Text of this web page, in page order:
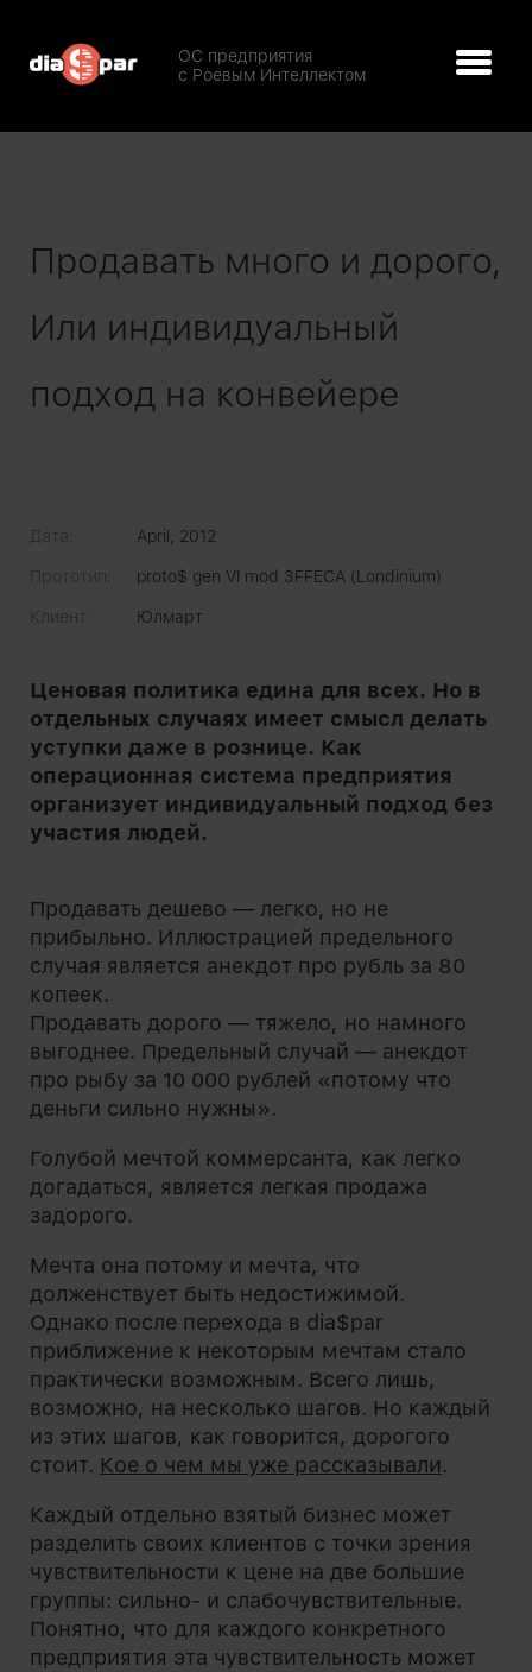
ОС предприятия
с Роевым Интеллектом
Продавать много и дорого,
Или индивидуальный
подход на конвейере
Дата: April, 2012
Прототип: proto$ gen VI mod 3FFECA (Londinium)
Клиент: Юлмарт
Ценовая политика едина для всех. Но в
отдельных случаях имеет смысл делать
уступки даже в рознице. Как
операционная система предприятия
организует индивидуальный подход без
участия людей.
Продавать дешево — легко, но не
прибыльно. Иллюстрацией предельного
случая является анекдот про рубль за 80
копеек.
Продавать дорого — тяжело, но намного
выгоднее. Предельный случай — анекдот
про рыбу за 10 000 рублей «потому что
деньги сильно нужны».
Голубой мечтой коммерсанта, как легко
догадаться, является легкая продажа
задорого.
Мечта она потому и мечта, что
долженствует быть недостижимой.
Однако после перехода в dia$par
приближение к некоторым мечтам стало
практически возможным. Всего лишь,
возможно, на несколько шагов. Но каждый
из этих шагов, как говорится, дорогого
стоит. Кое о чем мы уже рассказывали.
Каждый отдельно взятый бизнес может
разделить своих клиентов с точки зрения
чувствительности к цене на две большие
группы: сильно- и слабочувствительные.
Понятно, что для каждого конкретного
предприятия эта чувствительность может